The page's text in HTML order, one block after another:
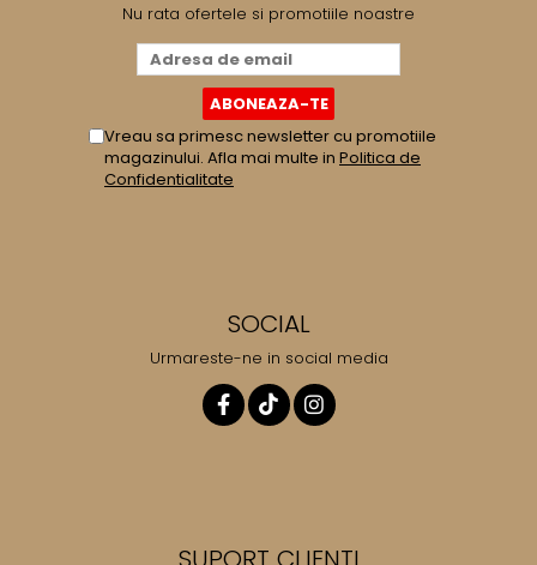
Nu rata ofertele si promotiile noastre
Vreau sa primesc newsletter cu promotiile
magazinului. Afla mai multe in Politica de
Confidentialitate
SOCIAL
Urmareste-ne in social media